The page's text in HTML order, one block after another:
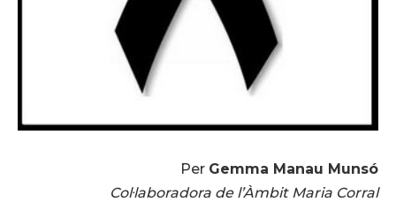
Per Gemma Manau Munsó
Col·laboradora de l’Àmbit Maria Corral